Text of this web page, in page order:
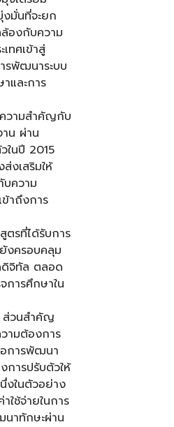
งมั่นที่จะยก
องกับความ
ทศเข้าสู่
รพัฒนาระบบ
และการ
วามสำคัญกับ
น ผ่าน
ในปี 2015
งเสริมให้
ความ
าถึงการ
ตรที่ได้รับการ
งครอบคลุม
ดิจิทัล ตลอด
การศึกษาใน
ส่วนสำคัญ
ามต้องการ
อการพัฒนา
การปรับตัวให้
งในตัวอย่าง
ช้จ่ายในการ
นาทักษะผ่าน